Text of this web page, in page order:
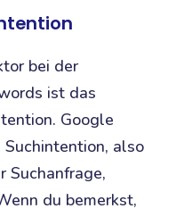
bei der
ist das
Google
also
Suchanfrage,
du bemerkst,